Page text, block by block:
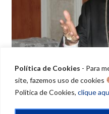
Política de Cookies - Para
site, fazemos uso de cookies
Política de Cookies, clique